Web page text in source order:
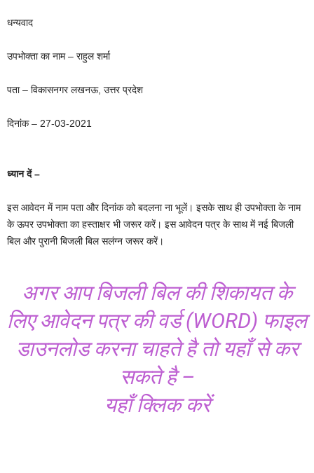
धन्यवाद
उपभोक्ता का नाम – राहुल शर्मा
पता – विकासनगर लखनऊ, उत्तर प्रदेश
दिनांक – 27-03-2021
ध्यान दें –
इस आवेदन में नाम पता और दिनांक को बदलना ना भूलें। इसके साथ ही उपभोक्ता के नाम
के ऊपर उपभोक्ता का हस्ताक्षर भी जरूर करें। इस आवेदन पत्र के साथ में नई बिजली
बिल और पुरानी बिजली बिल सलंग्न जरूर करें।
अगर आप बिजली बिल की शिकायत के
लिए आवेदन पत्र की वर्ड (WORD) फाइल
डाउनलोड करना चाहते है तो यहाँ से कर
सकते है –
यहाँ क्लिक करें